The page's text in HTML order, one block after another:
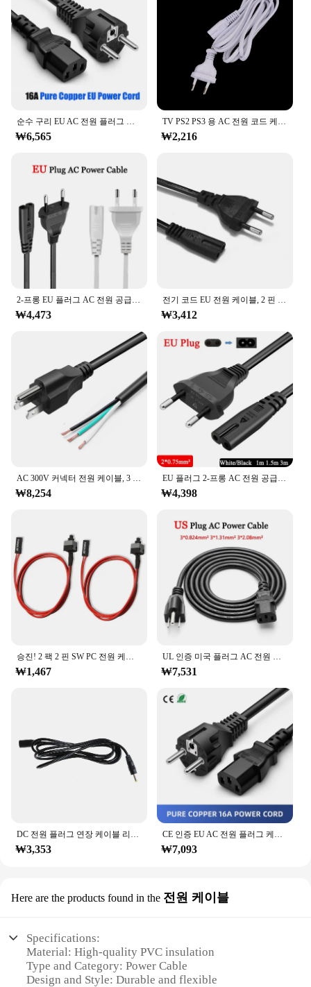
₩6,565 ₩2,216
₩4,473 ₩3,412
₩8,254 ₩4,398
₩1,467 ₩7,531
DC 전원 플러그 연장 케이블 리드 90CM, 4mm x 1.7mm 4mm x 1.7mm 4x1.7
₩3,353
CE 인증 EU AC 전원 플러그 케이블, 유럽 표준 테일 전원 코드, 순수 구리 3 핀 0.75/1.5 스퀘어, 16A
₩7,093
Here are the products found in the 전원 케이블
Specifications:
Material: High-quality PVC insulation
Type and Category: Power Cable
Design and Style: Durable and flexible